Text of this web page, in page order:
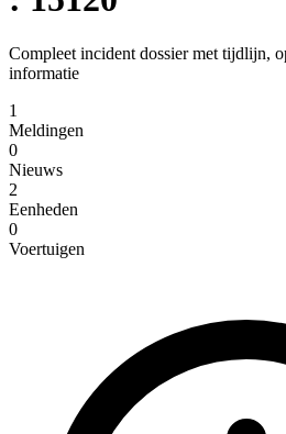
Compleet incident dossier met tijdlijn,
informatie
1
Meldingen
0
Nieuws
2
Eenheden
0
Voertuigen